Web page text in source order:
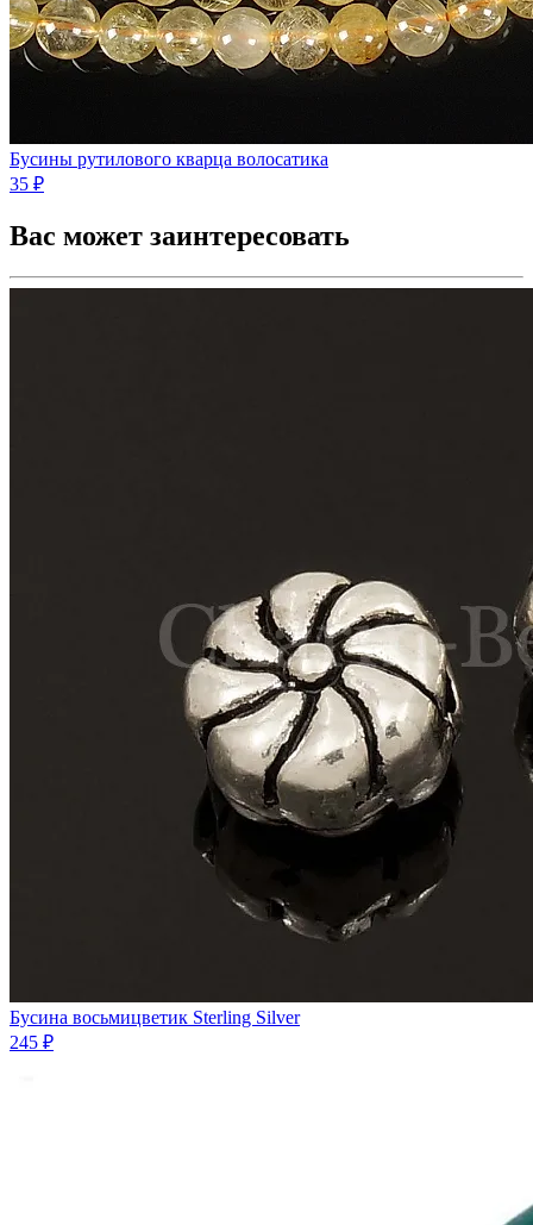
Бусины рутилового кварца волосатика
35 ₽
Вас может заинтересовать
Бусина восьмицветик Sterling Silver
245 ₽